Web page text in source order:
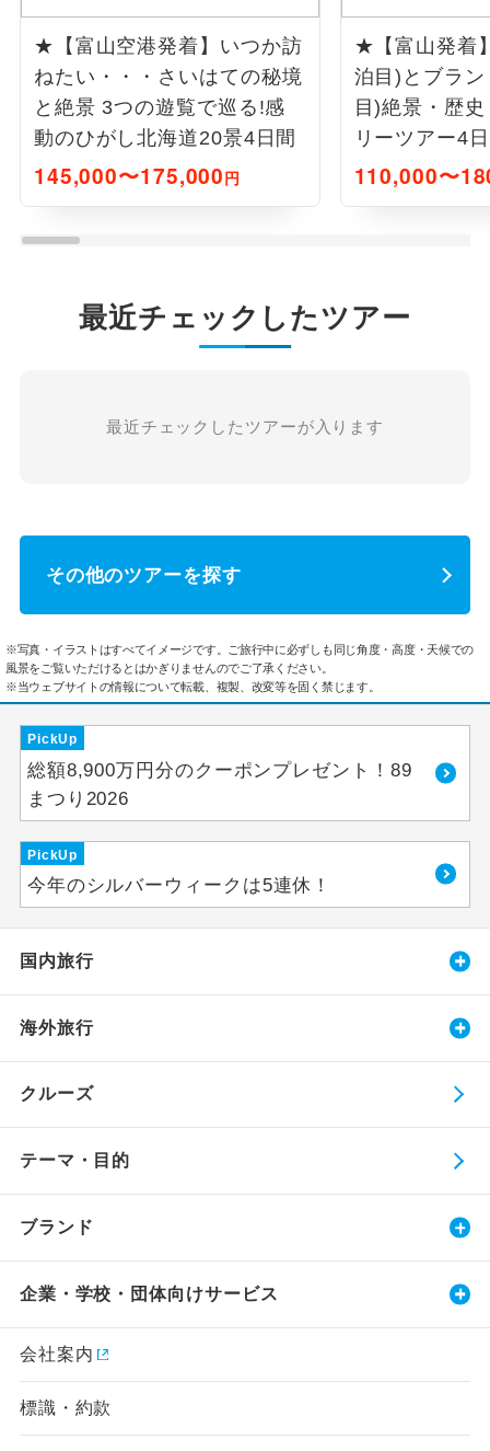
★【富山空港発着】いつか訪
ねたい・・・さいはての秘境
と絶景 3つの遊覧で巡る!感
動のひがし北海道20景4日間
145,000〜175,000円
★【富山発着
泊目)とブラ
目)絶景・歴
リーツアー4
110,000〜
最近チェックしたツアー
最近チェックしたツアーが入ります
その他のツアーを探す
※写真・イラストはすべてイメージです。ご旅行中に必ずしも同じ角度・高度・天候での
風景をご覧いただけるとはかぎりませんのでご了承ください。
※当ウェブサイトの情報について転載、複製、改変等を固く禁じます。
PickUp
総額8,900万円分のクーポンプレゼント！89
まつり2026
PickUp
今年のシルバーウィークは5連休！
国内旅行
海外旅行
クルーズ
テーマ・目的
ブランド
企業・学校・団体向けサービス
会社案内
標識・約款